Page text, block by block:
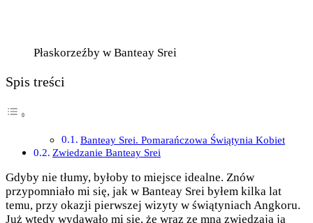
Płaskorzeźby w Banteay Srei
Spis treści
Banteay Srei. Pomarańczowa Świątynia Kobiet
Zwiedzanie Banteay Srei
Gdyby nie tłumy, byłoby to miejsce idealne. Znów
przypomniało mi się, jak w Banteay Srei byłem kilka lat
temu, przy okazji pierwszej wizyty w świątyniach Angkoru.
Już wtedy wydawało mi się, że wraz ze mną zwiedzają ją